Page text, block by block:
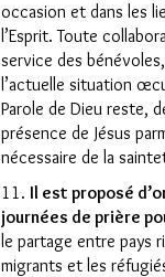
occasion et dans les
l’Esprit. Toute
service des
l’actuelle situation
Parole de Dieu reste,
présence de Jésus
nécessaire de la
11. Il est proposé
journées de prière
le partage entre pays
migrants et les